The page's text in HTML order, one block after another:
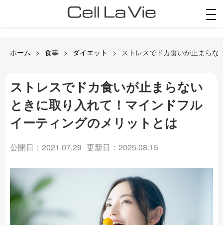
ホーム 食事 ダイエット ストレスでドカ食いが止まら
ストレスでドカ食いが止まらない
ときに取り入れて！マインドフル
イーティングのメリットとは
公開日：2021.07.29 更新日：2025.08.15